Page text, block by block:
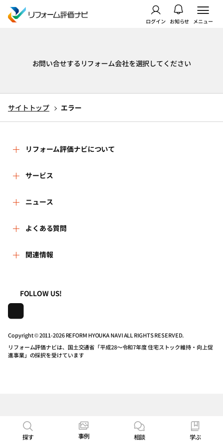
ログイン お知らせ メニュー
お問い合せするリフォーム会社を選択してください
サイトトップ エラー
探す 事例 相談 学ぶ
リフォーム評価ナビについて
リフォーム評価ナビとは
運営体制
はじめての方へ
事務局へのお問い合せ
地域の相談窓口のみなさまへ
リフォーム会社一覧
住宅関連機関リンク集
サービス
リフォーム会社を探す
リフォーム事例を見る
リフォームを相談する
動画で学べるリフォームの基礎知識
マイページの活用
ニュース
新着情報
講習会・セミナー
よくある質問
よくある質問
動作推奨環境について
パスワードを忘れた方へ
関連情報
株式会社日本建築住宅センター
FOLLOW US!
Copyright © 2011-2026 REFORM HYOUKA NAVI ALL RIGHTS RESERVED.
リフォーム評価ナビは、国土交通省「平成28～令和7年度 住宅ストック維持・向上促
進事業」の採択を受けています